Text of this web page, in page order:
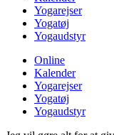
Yogarejser
Yogatøj
Yogaudstyr
Online
Kalender
Yogarejser
Yogatøj
Yogaudstyr